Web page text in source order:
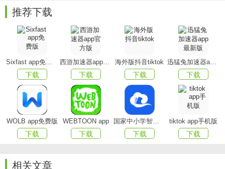
・便捷搜索：
索内容
红果免费短剧怎么下载里面的剧
打开红果免费短剧app，进入到首页
点击搜索框搜索自己喜欢的短剧名字
点击进去就可以免费观看了
推荐下载
Sixfast app免费版
下载
西游加速器app官方版
下载
海外版抖音tiktok
下载
迅猛兔加速器app最新版
下载
WOLB app免费版
下载
WEBTOON app
下载
国家中小学智慧教育平台app(智慧中小学)
下载
tiktok app手机版
下载
相关文章